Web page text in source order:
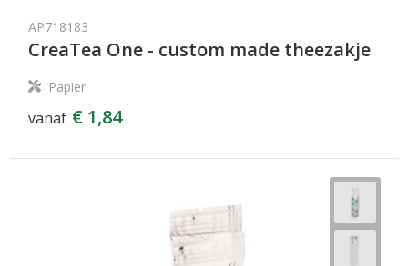
AP718183
CreaTea One - custom made theezakje
Papier
vanaf € 1,84